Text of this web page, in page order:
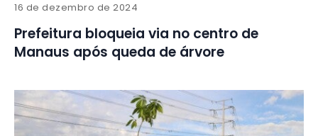
16 de dezembro de 2024
Prefeitura bloqueia via no centro de
Manaus após queda de árvore